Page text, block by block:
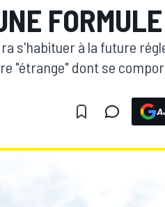
s'habituer à la future
"étrange" dont se